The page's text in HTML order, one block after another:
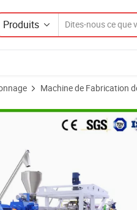
Produits
Machine de Fabrication
médicales en ligne,